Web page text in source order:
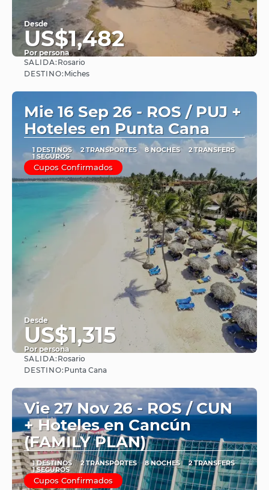
Desde
US$1,482
Por persona
SALIDA: Rosario
DESTINO: Miches
Mie 16 Sep 26 - ROS / PUJ +
Hoteles en Punta Cana
1 DESTINOS 2 TRANSPORTES 8 NOCHES 2 TRANSFERS
1 SEGUROS
Cupos Confirmados
Desde
US$1,315
Por persona
SALIDA: Rosario
DESTINO: Punta Cana
Vie 27 Nov 26 - ROS / CUN
+ Hoteles en Cancún
(FAMILY PLAN)
1 DESTINOS 2 TRANSPORTES 8 NOCHES 2 TRANSFERS
1 SEGUROS
Cupos Confirmados